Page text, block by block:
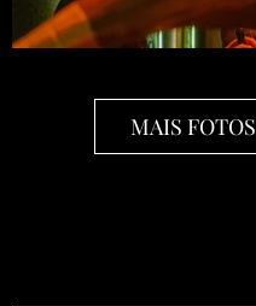
MAIS FOTOS